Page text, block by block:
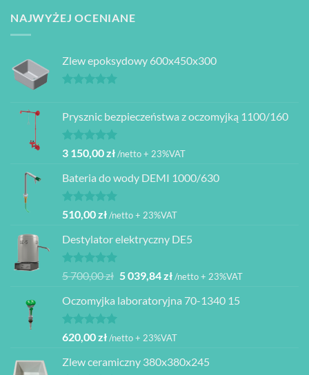
NAJWYŻEJ OCENIANE
Zlew epoksydowy 600x450x300
Prysznic bezpieczeństwa z oczomyjką 1100/160
Oceniono
na 5
3 150,00zł/netto + 23%VAT
Bateria do wody DEMI 1000/630
Oceniono
na 5
510,00zł/netto + 23%VAT
Destylator elektryczny DE5
Oceniono
na 5
5 700,00zł Pierwotna
wynosiła:
700,00 zł.
5 039,84złAktualna
wynosi:
039,84 zł.
/netto + 23%VAT
Oczomyjka laboratoryjna 70-1340 15
Oceniono
na 5
620,00zł/netto + 23%VAT
Zlew ceramiczny 380x380x245